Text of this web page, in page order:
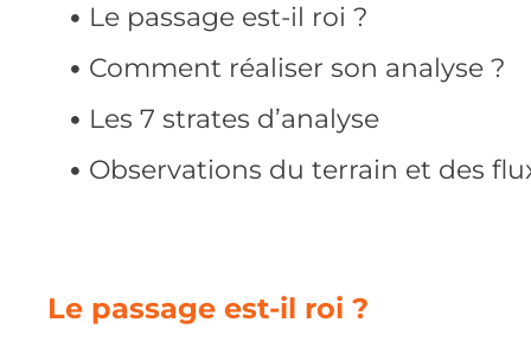
Le passage est-il roi ?
Comment réaliser son analyse ?
Les 7 strates d’analyse
Observations du terrain et des
Le passage est-il roi ?